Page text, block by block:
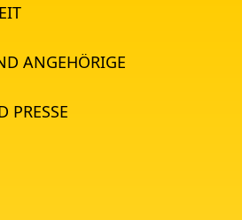
ANGEHÖRIGE
PRESSE